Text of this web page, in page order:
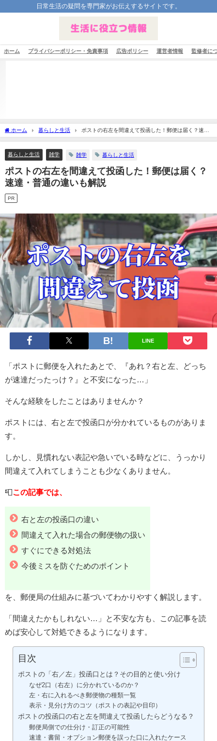
日常生活の疑問を専門家がお伝えするサイトです。
ホーム プライバシーポリシー・免責事項 広告ポリシー 運営者情報 監修者に
ホーム 暮らしと生活
ポストの右左を間違えて投函した！郵便は届く？速
達・普通の違いも解説
暮らしと生活 雑学 雑学 暮らしと生活
ポストの右左を間違えて投函した！郵便は届く？
速達・普通の違いも解説
PR
LINE
「ポストに郵便を入れたあとで、『あれ？右と左、どっち
が速達だったっけ？』と不安になった…」
そんな経験をしたことはありませんか？
ポストには、右と左で投函口が分かれているものがありま
す。
しかし、見慣れない表記や急いでいる時などに、うっかり
間違えて入れてしまうことも少なくありません。
📮この記事では、
右と左の投函口の違い
間違えて入れた場合の郵便物の扱い
すぐにできる対処法
今後ミスを防ぐためのポイント
を、郵便局の仕組みに基づいてわかりやすく解説します。
「間違えたかもしれない…」と不安な方も、この記事を読
めば安心して対処できるようになります。
目次
ポストの「右／左」投函口とは？その目的と使い分け
なぜ2口（右左）に分かれているのか？
左・右に入れるべき郵便物の種類一覧
表示・見分け方のコツ（ポストの表記や目印）
ポストの投函口の右と左を間違えて投函したらどうなる？
郵便局側での仕分け・訂正の可能性
速達・書留・オプション郵便を誤った口に入れたケース